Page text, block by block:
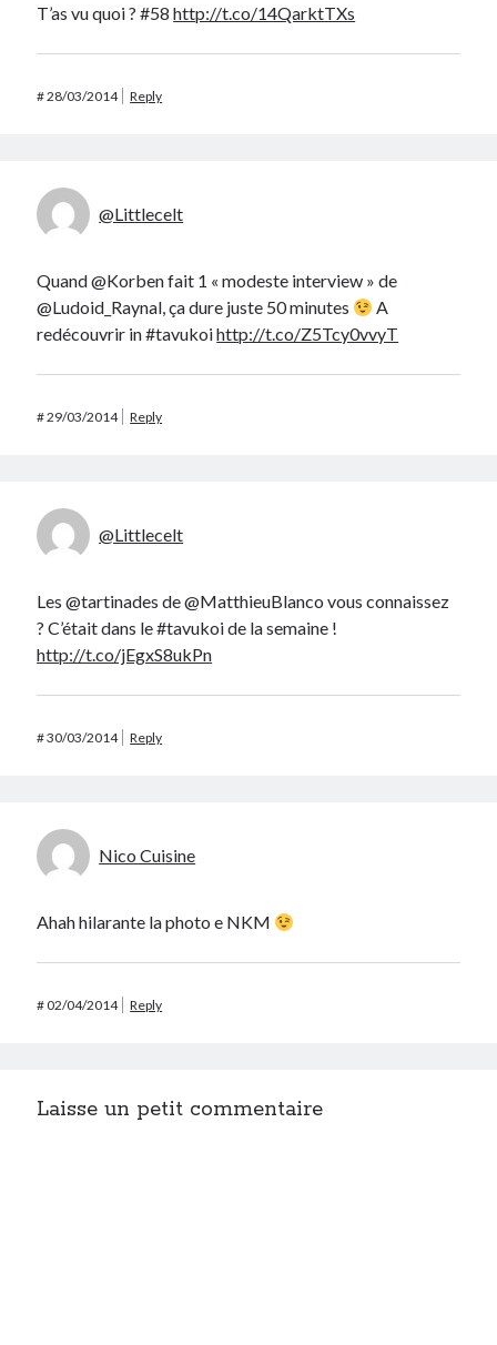
T’as vu quoi ? #58http://t.co/14QarktTXs
#28/03/2014 Reply
@Littlecelt
Quand @Korben fait 1 « modeste interview » de
@Ludoid_Raynal, ça dure juste 50 minutes
A
redécouvrir in #tavukoihttp://t.co/Z5Tcy0vvyT
#29/03/2014 Reply
@Littlecelt
Les @tartinades de @MatthieuBlanco vous connaissez
? C’était dans le #tavukoi de la semaine !
http://t.co/jEgxS8ukPn
#30/03/2014 Reply
Nico Cuisine
Ahah hilarante la photo e NKM
#02/04/2014 Reply
Laisse un petit commentaire